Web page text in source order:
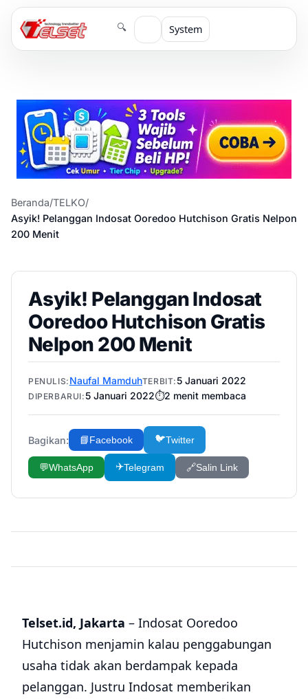
🔍 System
Beranda/TELKO/
Asyik! Pelanggan Indosat Ooredoo Hutchison Gratis Nelpon
200 Menit
Asyik! Pelanggan Indosat
Ooredoo Hutchison Gratis
Nelpon 200 Menit
PENULIS: Naufal MamduhTERBIT:5 Januari 2022
DIPERBARUI:5 Januari 2022⏱️2 menit membaca
Bagikan: 📘Facebook 🐦Twitter
💬WhatsApp ✈️Telegram 🔗Salin Link
Telset.id, Jakarta – Indosat Ooredoo
Hutchison menjamin kalau penggabungan
usaha tidak akan berdampak kepada
pelanggan. Justru Indosat memberikan